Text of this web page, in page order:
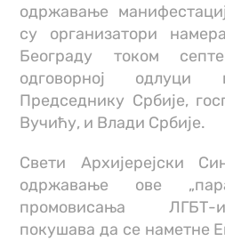
одржавање
су организатори
Београду током
одговорној одлуци
Председнику Србије,
Вучићу, и Влади Србије.
Свети Архијерејски
одржавање ове
промовисања ЛГБТ-
покушава да се наметне